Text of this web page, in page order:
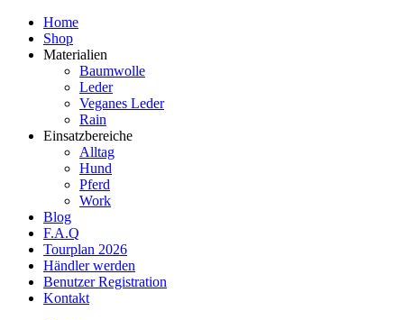
Home
Shop
Materialien
Baumwolle
Leder
Veganes Leder
Rain
Einsatzbereiche
Alltag
Hund
Pferd
Work
Blog
F.A.Q
Tourplan 2026
Händler werden
Benutzer Registration
Kontakt